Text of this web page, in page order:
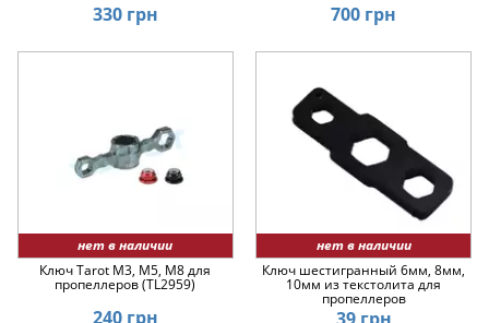
330 грн 700 грн
нет в наличии
Ключ Tarot M3, M5, M8 для
пропеллеров (TL2959)
240 грн
нет в наличии
Ключ шестигранный 6мм, 8мм,
10мм из текстолита для
пропеллеров